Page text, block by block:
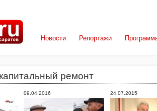
Новости Репортажи
ремонт
09.04.2016 24.07.2015